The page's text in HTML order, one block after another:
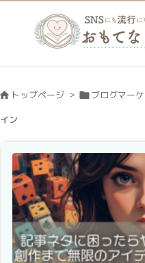
トップページ > ブログマー
イン